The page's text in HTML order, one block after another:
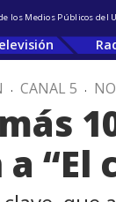
los Medios Públicos del
. CANAL 5 .
“El